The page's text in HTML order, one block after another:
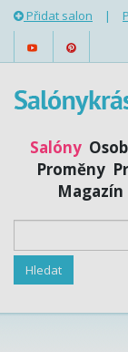
Přidat salon |
Salóny
Proměny
Magazín